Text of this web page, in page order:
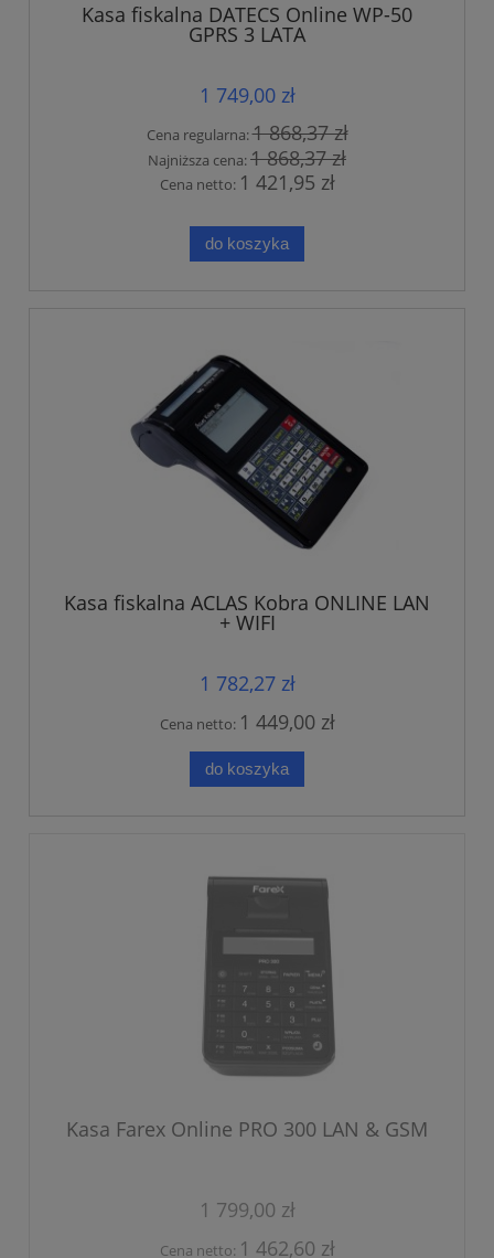
Kasa fiskalna DATECS Online WP-50
GPRS 3 LATA
1 749,00 zł
Cena regularna:1 868,37 zł
Najniższa cena:1 868,37 zł
Cena netto: 1 421,95 zł
do koszyka
Kasa fiskalna ACLAS Kobra ONLINE LAN
+ WIFI
1 782,27 zł
Cena netto: 1 449,00 zł
do koszyka
Kasa Farex Online PRO 300 LAN & GSM
1 799,00 zł
Cena netto: 1 462,60 zł